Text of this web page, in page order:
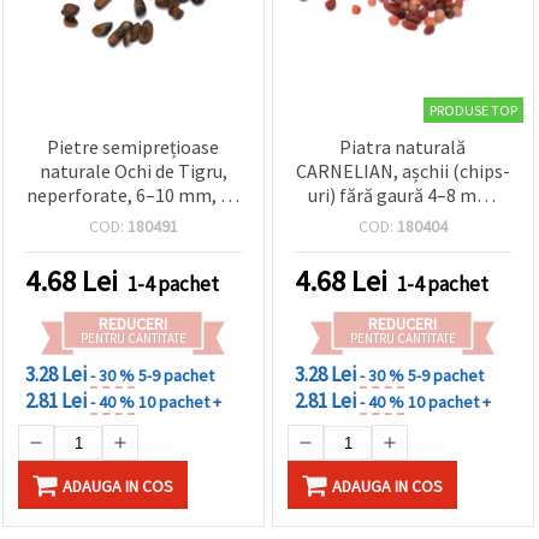
Pietre semiprețioase
naturale Ochi de Tigru,
neperforate, 6–10 mm, 50
g, asortate
COD: 180491
4.68 Lei 1-4 pachet
REDUCERI
PENTRU CANTITATE
3.28 Lei- 30 %5-9 pachet
2.81 Lei- 40 %10 pachet +
ADAUGA IN COS
PRODUSE TOP
Piatra naturală
CARNELIAN, așchii (chips-
uri) fără gaură 4–8 mm,
mixte – 50 g
COD: 180404
4.68 Lei 1-4 pachet
REDUCERI
PENTRU CANTITATE
3.28 Lei- 30 %5-9 pachet
2.81 Lei- 40 %10 pachet +
ADAUGA IN COS